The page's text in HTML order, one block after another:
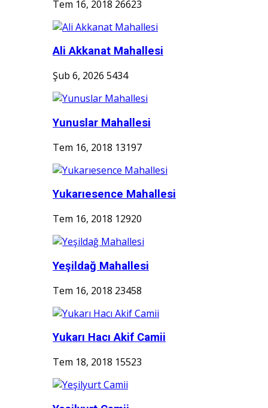
Tem 16, 2018 26623
Ali Akkanat Mahallesi
Şub 6, 2026 5434
Yunuslar Mahallesi
Tem 16, 2018 13197
Yukarıesence Mahallesi
Tem 16, 2018 12920
Yeşildağ Mahallesi
Tem 16, 2018 23458
Yukarı Hacı Akif Camii
Tem 18, 2018 15523